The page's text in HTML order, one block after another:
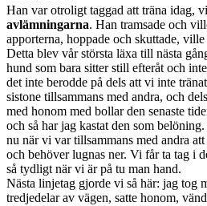
Han var otroligt taggad att träna idag,
avlämningarna. Han tramsade och
apporterna, hoppade och skuttade,
Detta blev vår största läxa till nästa
hund som bara sitter still efteråt och
det inte berodde på dels att vi inte
sistone tillsammans med andra, och
med honom med bollar den senaste
och så har jag kastat den som
nu när vi var tillsammans med andra
och behöver lugnas ner. Vi får ta tag i
så tydligt när vi är på tu man hand.
Nästa linjetag gjorde vi så här: jag tog
tredjedelar av vägen, satte honom,